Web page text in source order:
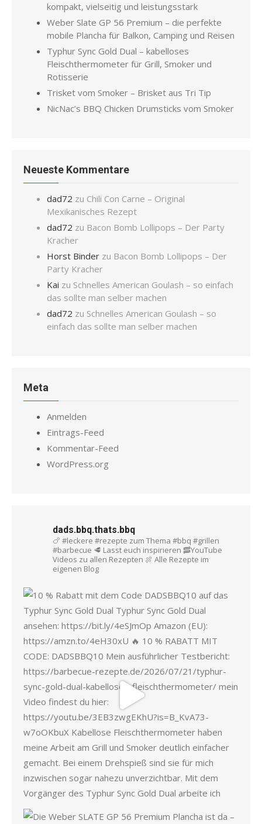
kompakt, vielseitig und leistungsstark
Weber Slate GP 56 Premium – die perfekte
mobile Plancha für Balkon, Camping und Reisen
Typhur Sync Gold Dual – kabelloses
Fleischthermometer für Grill, Smoker und
Rotisserie
Trisket vom Smoker – Brisket aus Tri Tip
NicNac’s BBQ Chicken Drumsticks vom Smoker
Neueste Kommentare
dad72 zu Chili Con Carne – Original
Mexikanisches Rezept
dad72 zu Bacon Bomb Lollipops – Der Party
Kracher
Horst Binder zu Bacon Bomb Lollipops – Der
Party Kracher
Kai zu Schnelles American Goulash – so einfach
das sollte man selber machen
dad72 zu Schnelles American Goulash – so
einfach das sollte man selber machen
Meta
Anmelden
Eintrags-Feed
Kommentar-Feed
WordPress.org
dads.bbq.thats.bbq
🍗 #leckere #rezepte zum Thema #bbq #grillen
#barbecue 🥩 Lasst euch inspirieren 🥓YouTube
Videos zu allen Rezepten 🍖 Alle Rezepte im
eigenen Blog